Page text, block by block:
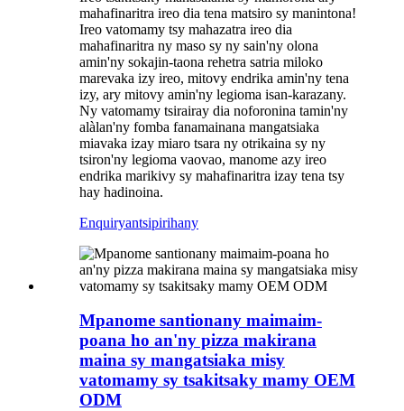
mahafinaritra ireo dia tena matsiro sy manintona!
Ireo vatomamy tsy mahazatra ireo dia
mahafinaritra ny maso sy ny sain'ny olona
amin'ny sokajin-taona rehetra satria miloko
marevaka izy ireo, mitovy endrika amin'ny tena
izy, ary mitovy amin'ny legioma isan-karazany.
Ny vatomamy tsirairay dia noforonina tamin'ny
alàlan'ny fomba fanamainana mangatsiaka
miavaka izay miaro tsara ny otrikaina sy ny
tsiron'ny legioma vaovao, manome azy ireo
endrika marikivy sy mahafinaritra izay tena tsy
hay hadinoina.
Enquiryantsipirihany
Mpanome santionany maimaim-
poana ho an'ny pizza makirana
maina sy mangatsiaka misy
vatomamy sy tsakitsaky mamy OEM
ODM